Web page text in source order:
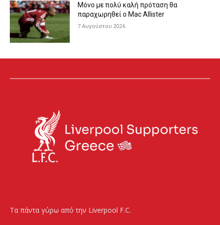
Μόνο με πολύ καλή πρόταση θα
παραχωρηθεί ο Mac Allister
7 Αυγούστου 2026
Τα πάντα γύρω από την Liverpool F.C.